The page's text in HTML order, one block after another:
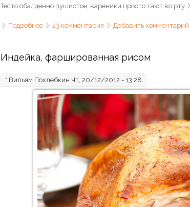
Тесто обалденно пушистое, вареники просто тают во рту :)
Подробнее о Вареники на кефире с картошкой да на пару
23 комментария Добавить комментарий
Индейка, фаршированная рисом
* Вильям Похлебкин Чт, 20/12/2012 - 13:28